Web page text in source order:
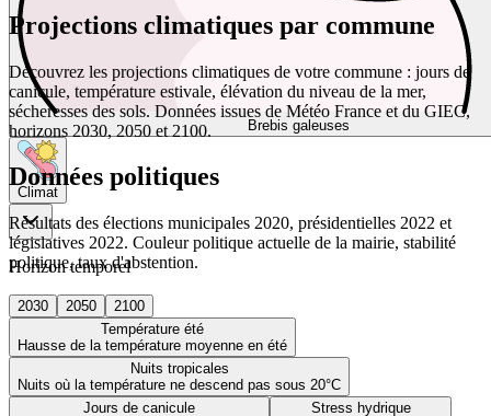
Brebis galeuses
Climat
Horizon temporel
2030 2050
2100
Température été
Hausse de la température moyenne en été
Nuits tropicales
Nuits où la température ne descend pas sous 20°C
Jours de canicule
Stress hydrique
Projections climatiques par commune
Découvrez les projections climatiques de votre commune : jours de
canicule, température estivale, élévation du niveau de la mer,
sécheresses des sols. Données issues de Météo France et du GIEC,
horizons 2030, 2050 et 2100.
Données politiques
Résultats des élections municipales 2020, présidentielles 2022 et
législatives 2022. Couleur politique actuelle de la mairie, stabilité
politique, taux d'abstention.